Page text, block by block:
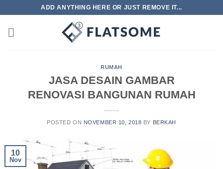
content
ADD ANYTHING HERE OR JUST REMOVE IT...
RUMAH
JASA DESAIN GAMBAR
RENOVASI BANGUNAN RUMAH
POSTED ON NOVEMBER 10, 2018 BY BERKAH
10
Nov